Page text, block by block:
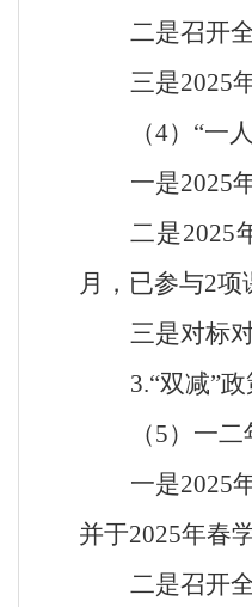
二是召开
三是2025
（4）“一
一是2025
二是2025
月，已参与2项
三是对标
3.“双减”
（5）一
一是2025
并于2025年春
二是召开